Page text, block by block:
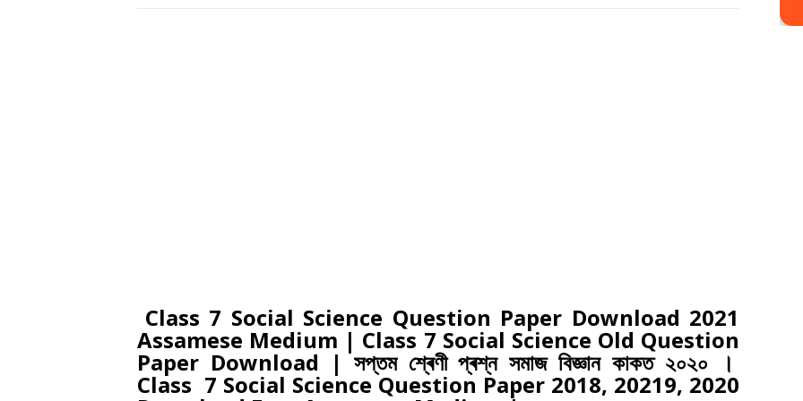
Class 7 Social Science Question Paper Download 2021
Assamese Medium | Class 7 Social Science Old Question
Paper Download | সপ্তম শ্ৰেণী প্ৰশ্ন সমাজ বিজ্ঞান কাকত ২০২০ ।
Class 7 Social Science Question Paper 2018, 20219, 2020